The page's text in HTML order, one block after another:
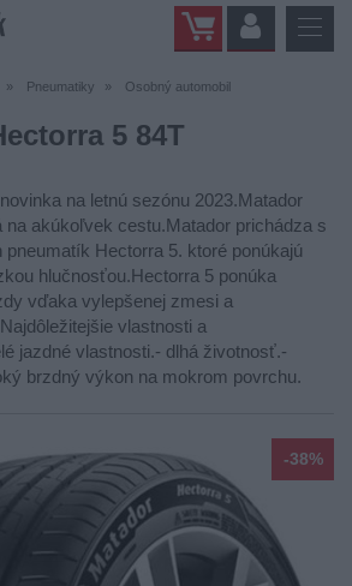
Pneumatiky Osobný automobil
5 84T
na letnú sezónu 2023.Matador
na akúkoľvek cestu.Matador prichádza s
Hectorra 5. ktoré ponúkajú
hlučnosťou.Hectorra 5 ponúka
vďaka vylepšenej zmesi a
vlastnosti a
jazdné vlastnosti.- dlhá životnosť.-
brzdný výkon na mokrom povrchu.
-38%